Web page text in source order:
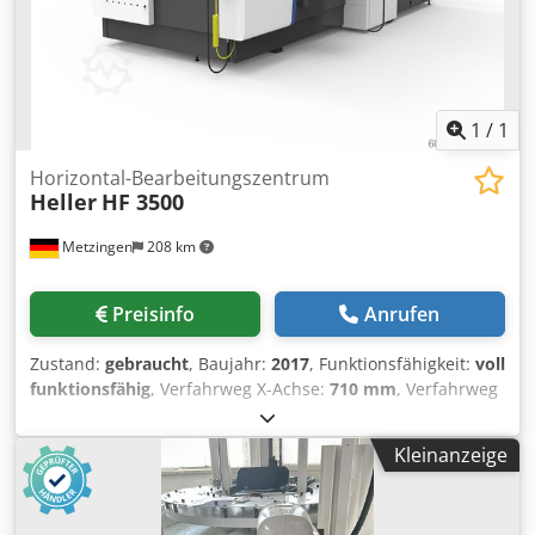
1 / 1
Metzingen 208 km
Horizontal-Bearbeitungszentrum
Heller HF 3500
Preisinfo Anrufen
Zustand: gebraucht, Baujahr: 2017, Funktionsfähigkeit: voll
funktionsfähig, Verfahrweg X-Achse: 710 mm, Verfahrweg
, Verfahrweg Z-Achse:
Drehmoment:201 Nm, Steuerungshersteller:Siemens,
Steuerungsmodell:840D SL, Tischbreite: 500 mm,
Tischlänge:
400 mm, Drehzahl (max.): 12’000 U/min
Spindeldrehzahl (max.):12’000 U/min, Kühlmittelzufuhr:
Kleinanzeige